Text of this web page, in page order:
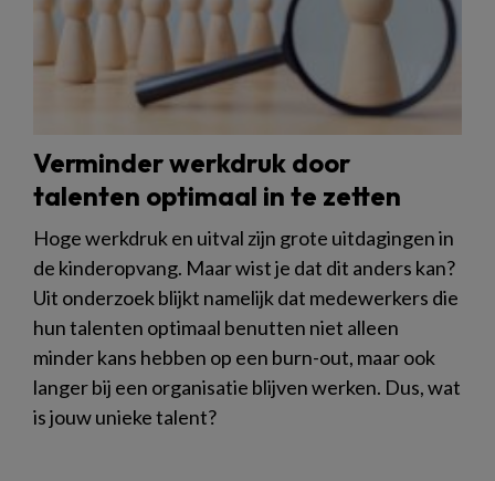
Verminder werkdruk door
talenten optimaal in te zetten
Hoge werkdruk en uitval zijn grote uitdagingen in
de kinderopvang. Maar wist je dat dit anders kan?
Uit onderzoek blijkt namelijk dat medewerkers die
hun talenten optimaal benutten niet alleen
minder kans hebben op een burn-out, maar ook
langer bij een organisatie blijven werken. Dus, wat
is jouw unieke talent?